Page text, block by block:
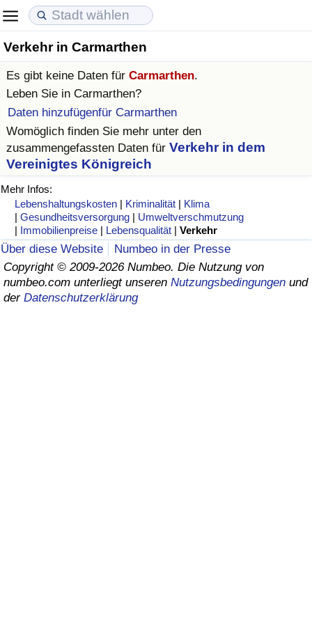
Verkehr in Carmarthen
Es gibt keine Daten für Carmarthen.
Leben Sie in Carmarthen?
Daten hinzufügenfür Carmarthen
Womöglich finden Sie mehr unter den
zusammengefassten Daten für Verkehr in dem
Vereinigtes Königreich
Mehr Infos:
Lebenshaltungskosten | Kriminalität | Klima
|Gesundheitsversorgung | Umweltverschmutzung
| Immobilienpreise | Lebensqualität |Verkehr
Über diese Website
Numbeo in der Presse
Copyright © 2009-2026 Numbeo. Die Nutzung von
numbeo.com unterliegt unseren Nutzungsbedingungen und
der Datenschutzerklärung
Lebenshaltungskosten
Lebenshaltungskosten-Index (aktuell)
Lebenshaltungskosten-Index
Lebenshaltungskosten-Index nach Land
in Akaba
Immobilienpreise
Immobilienpreis-Index (aktuell)
Immobilienpreis-Index
Immobilienpreis-Index nach Land
Lebensqualität
Lebensqualität-Index
Lebensqualität-Index (aktuell)
Lebensqualitätsindex nach Land
Kriminalität
Kriminalitäts-Index (aktuell)
Kriminalitäts-Index
Kriminalitätsindex nach Land